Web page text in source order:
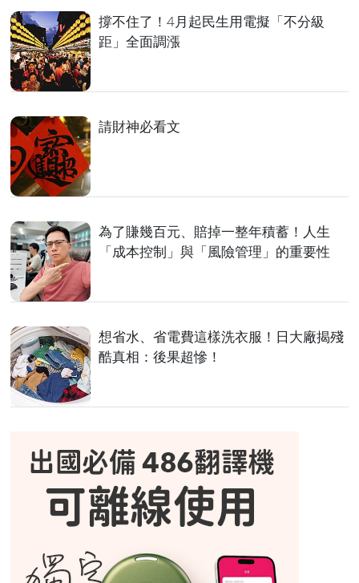
撐不住了！4月起民生用電擬「不分級
距」全面調漲
請財神必看文
為了賺幾百元、賠掉一整年積蓄！人生
「成本控制」與「風險管理」的重要性
想省水、省電費這樣洗衣服！日大廠揭殘
酷真相：後果超慘！